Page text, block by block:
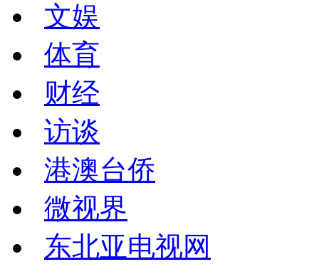
文娱
体育
财经
访谈
港澳台侨
微视界
东北亚电视网